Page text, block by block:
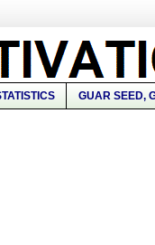
GUAR SEED,